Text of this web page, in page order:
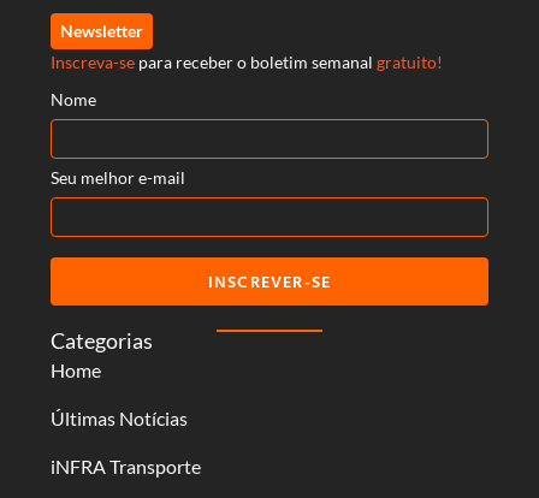
Categorias
Home
Últimas Notícias
iNFRA Transporte
Newsletter
Inscreva-se para receber o boletim semanal gratuito!
Nome
Seu melhor e-mail
INSCREVER-SE